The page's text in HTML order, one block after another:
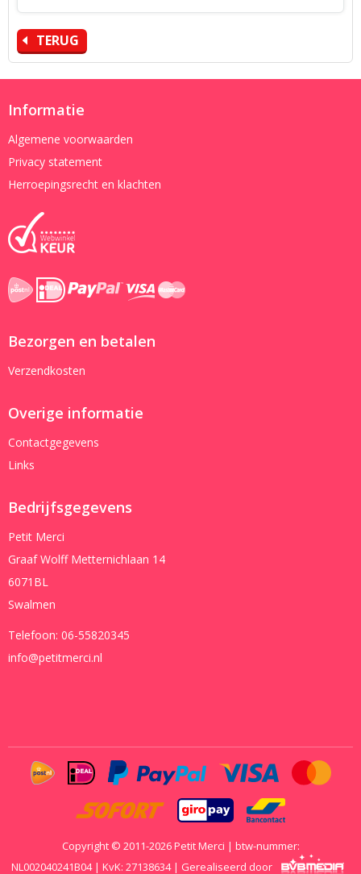
TERUG
Informatie
Algemene voorwaarden
Privacy statement
Herroepingsrecht en klachten
Bezorgen en betalen
Verzendkosten
Overige informatie
Contactgegevens
Links
Bedrijfsgegevens
Petit Merci
Graaf Wolff Metternichlaan 14
6071BL
Swalmen
Telefoon: 06-55820345
info@petitmerci.nl
Copyright © 2011-2026 Petit Merci | btw-nummer:
NL002040241B04 | KvK: 27138634 | Gerealiseerd door